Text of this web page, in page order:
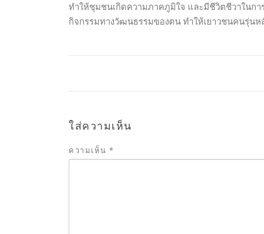
ทำให้ชุมชนเกิดความภาคภูมิใจ และมีชีวิตชีวาในกา
กิจกรรมทางวัฒนธรรมของตน ทำให้เยาวชนคนรุ่น
ใส่ความเห็น
ความเห็น *